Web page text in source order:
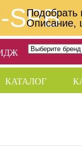
SPB
Подобрать
Описание,
КАТАЛОГ